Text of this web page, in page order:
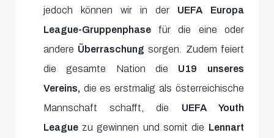
jedoch können wir in der UEFA Europa
League-Gruppenphasefür die eine oder
andere Überraschung sorgen. Zudem feiert
die gesamte Nation die U19 unseres
Vereins, die es erstmalig als österreichische
Mannschaft schafft, die UEFA Youth
Leaguezu gewinnen und somit die Lennart